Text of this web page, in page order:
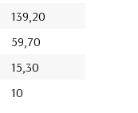
139,20
59,70
15,30
10